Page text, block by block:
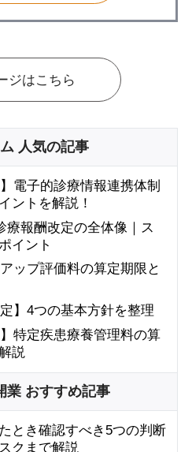
ジはこちら
人気の記事
電子的診療情報連携体制
ントを解説！
療報酬改定の全体像｜ス
イント
ップ評価料の算定期限と
】4つの基本方針を整理
特定疾患療養管理料の算
説
業 おすすめ記事
とき確認すべき5つの判断
クまで解説